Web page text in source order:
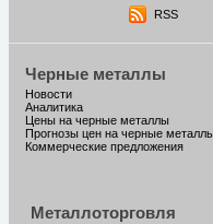
RSS
Черные металлы
Новости
Аналитика
Цены на черные металлы
Прогнозы цен на черные
Коммерческие предложения
Металлоторговля